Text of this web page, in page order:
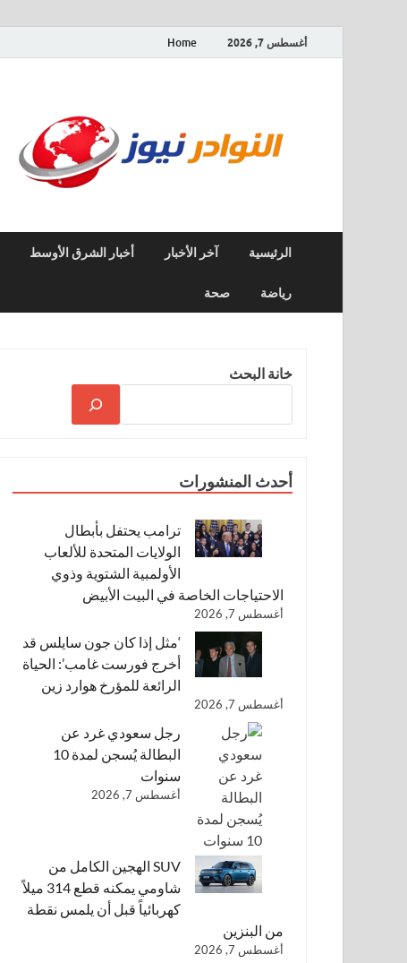
أغسطس 7, 2026 Home
الرئيسية آخر الأخبار أخبار الشرق الأوسط
رياضة صحة
خانة البحث
أحدث المنشورات
ترامب يحتفل بأبطال
الولايات المتحدة للألعاب
الأولمبية الشتوية وذوي
الاحتياجات الخاصة في البيت الأبيض
أغسطس 7, 2026
‘مثل إذا كان جون سايلس قد
أخرج فورست غامب’: الحياة
الرائعة للمؤرخ هوارد زين
أغسطس 7, 2026
رجل سعودي غرد عن
البطالة يُسجن لمدة 10
سنوات
أغسطس 7, 2026
SUV الهجين الكامل من
شاومي يمكنه قطع 314 ميلاً
كهربائياً قبل أن يلمس نقطة
من البنزين
أغسطس 7, 2026